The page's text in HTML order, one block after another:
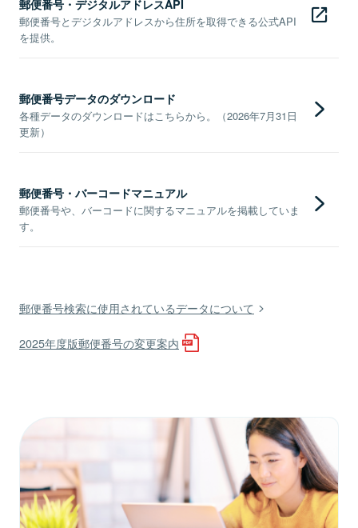
郵便番号・デジタルアドレスAPI
郵便番号とデジタルアドレスから住所を取得できる公式API
を提供。
郵便番号データのダウンロード
各種データのダウンロードはこちらから。（2026年7月31日
更新）
郵便番号・バーコードマニュアル
郵便番号や、バーコードに関するマニュアルを掲載していま
す。
郵便番号検索に使用されているデータについて
2025年度版郵便番号の変更案内